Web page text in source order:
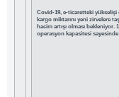
Covid-19, e-ticaretteki yükselişi
kargo miktarını yeni zirvelere
hacim artışı olması bekleniyor.
operasyon kapasitesi sayesinde